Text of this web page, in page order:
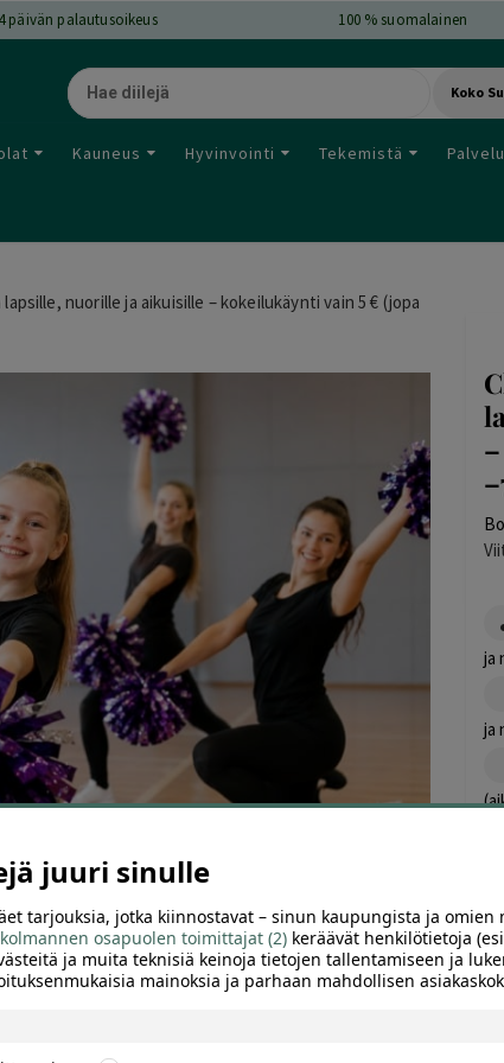
päivän palautusoikeus 100 % suomalainen
Koko
Kauneus Hyvinvointi Tekemistä
nuorille ja aikuisille – kokeilukäynti vain 5 € (jopa
(0) SUOSITTELE
tai viiden kerran sarjakortti lapsille,
ja
ja
juuri sinulle
tarjouksia, jotka kiinnostavat – sinun kaupungista ja omien
kolmannen osapuolen toimittajat (2) keräävät henkilötietoja
ja muita teknisiä keinoja tietojen tallentamiseen ja
mainoksia ja parhaan mahdollisen